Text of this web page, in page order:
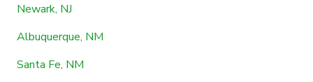
Newark, NJ
Albuquerque, NM
Santa Fe, NM